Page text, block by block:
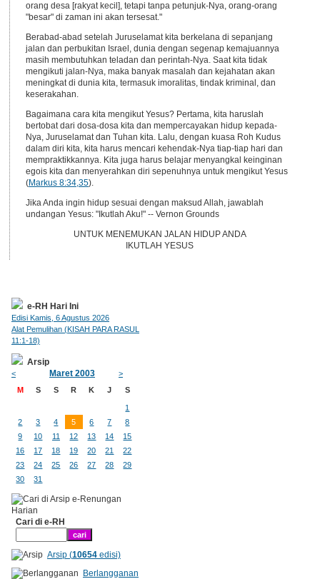
orang desa [rakyat kecil], tetapi tanpa petunjuk-Nya, orang-orang
"besar" di zaman ini akan tersesat."
Berabad-abad setelah Juruselamat kita berkelana di sepanjang
jalan dan perbukitan Israel, dunia dengan segenap kemajuannya
masih membutuhkan teladan dan perintah-Nya. Saat kita tidak
mengikuti jalan-Nya, maka banyak masalah dan kejahatan akan
meningkat di dunia kita, termasuk imoralitas, tindak kriminal, dan
keserakahan.
Bagaimana cara kita mengikut Yesus? Pertama, kita haruslah
bertobat dari dosa-dosa kita dan mempercayakan hidup kepada-
Nya, Juruselamat dan Tuhan kita. Lalu, dengan kuasa Roh Kudus
dalam diri kita, kita harus mencari kehendak-Nya tiap-tiap hari dan
mempraktikkannya. Kita juga harus belajar menyangkal keinginan
egois kita dan menyerahkan diri sepenuhnya untuk mengikut Yesus
(Markus 8:34,35).
Jika Anda ingin hidup sesuai dengan maksud Allah, jawablah
undangan Yesus: "Ikutlah Aku!" -- Vernon Grounds
UNTUK MENEMUKAN JALAN HIDUP ANDA
IKUTLAH YESUS
e-RH Hari Ini
Edisi Kamis, 6 Agustus 2026
Alat Pemulihan (KISAH PARA RASUL
11:1-18)
Arsip
< Maret 2003
>
M
S S R K J S
1
2
3 4 5 6 7
8
9
10 11 12 13 14
15
16
17 18 19 20 21
22
23
24 25 26 27 28
29
30
31
Cari di e-RH
Arsip (10654edisi)
Berlangganan